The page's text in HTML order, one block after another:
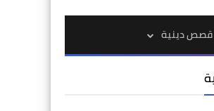
قصص دينية